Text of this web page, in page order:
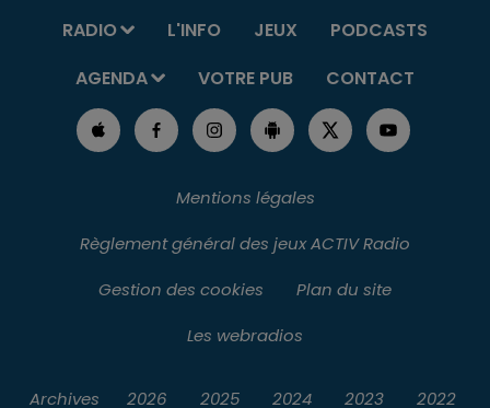
RADIO L'INFO JEUX
PODCASTS
AGENDA
VOTRE PUB CONTACT
Mentions légales
Règlement général des jeux ACTIV Radio
Gestion des cookies
Plan du site
Les webradios
Archives 2026 2025 2024 2023 2022